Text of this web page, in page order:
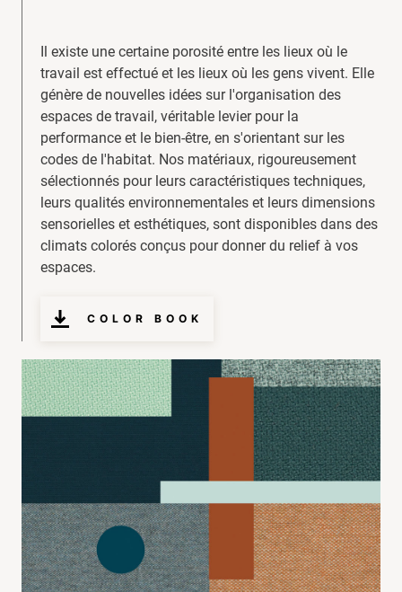
Il existe une certaine porosité entre les lieux où le
travail est effectué et les lieux où les gens vivent. Elle
génère de nouvelles idées sur l'organisation des
espaces de travail, véritable levier pour la
performance et le bien-être, en s'orientant sur les
codes de l'habitat. Nos matériaux, rigoureusement
sélectionnés pour leurs caractéristiques techniques,
leurs qualités environnementales et leurs dimensions
sensorielles et esthétiques, sont disponibles dans des
climats colorés conçus pour donner du relief à vos
espaces.
COLOR BOOK